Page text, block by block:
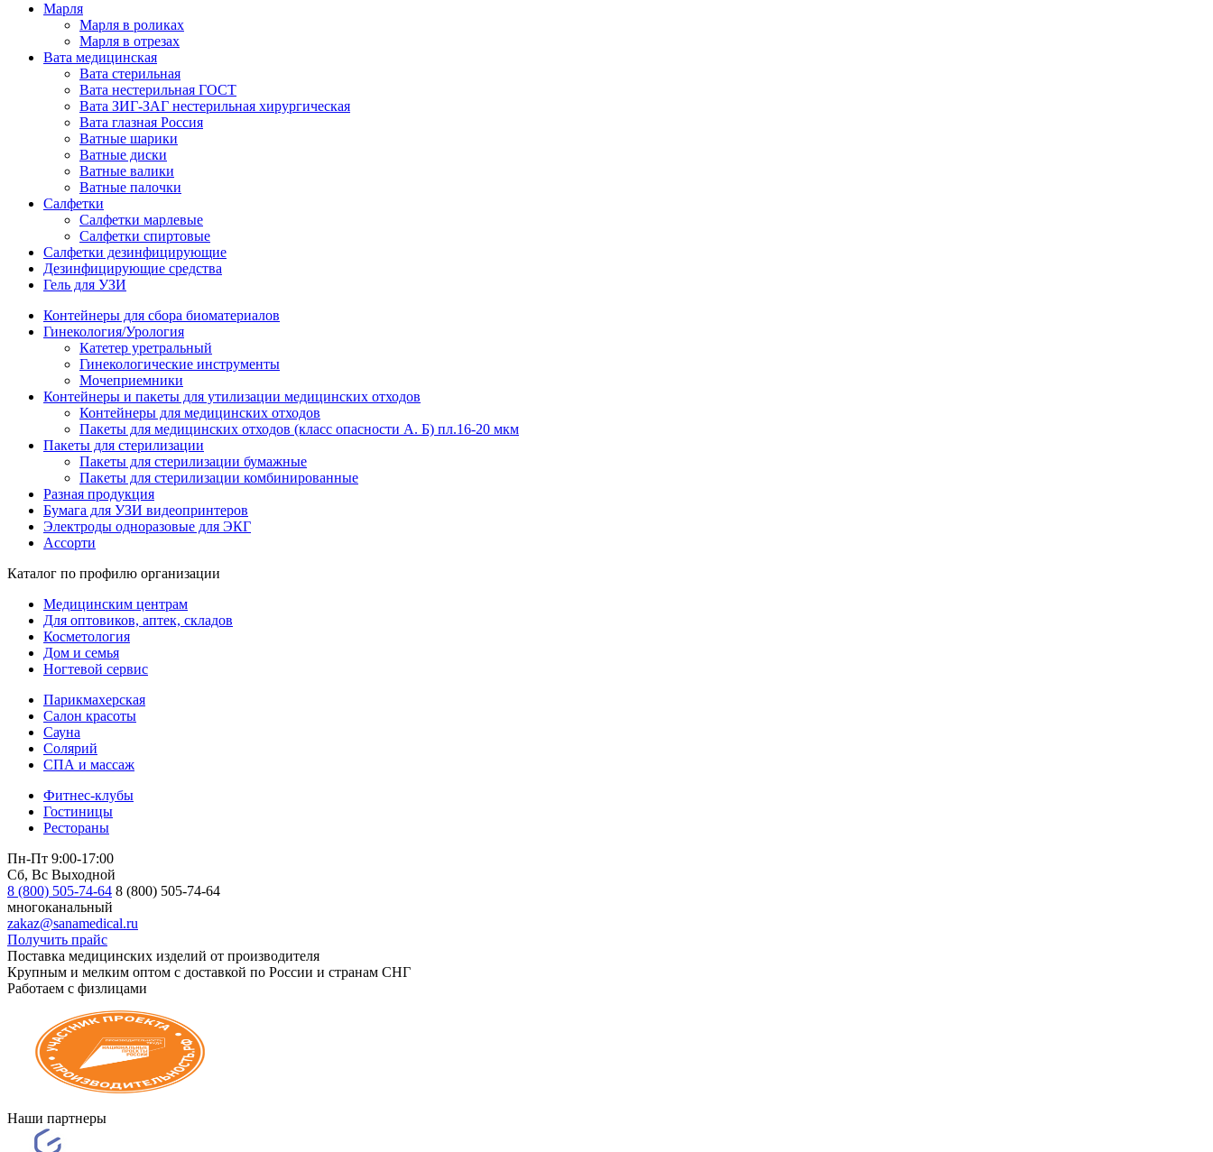
Марля
Марля в роликах
Марля в отрезах
Вата медицинская
Вата стерильная
Вата нестерильная ГОСТ
Вата ЗИГ-ЗАГ нестерильная хирургическая
Вата глазная Россия
Ватные шарики
Ватные диски
Ватные валики
Ватные палочки
Салфетки
Салфетки марлевые
Салфетки спиртовые
Салфетки дезинфицирующие
Дезинфицирующие средства
Гель для УЗИ
Контейнеры для сбора биоматериалов
Гинекология/Урология
Катетер уретральный
Гинекологические инструменты
Мочеприемники
Контейнеры и пакеты для утилизации медицинских отходов
Контейнеры для медицинских отходов
Пакеты для медицинских отходов (класс опасности А. Б) пл.16-20 мкм
Пакеты для стерилизации
Пакеты для стерилизации бумажные
Пакеты для стерилизации комбинированные
Разная продукция
Бумага для УЗИ видеопринтеров
Электроды одноразовые для ЭКГ
Ассорти
Каталог по профилю организации
Медицинским центрам
Для оптовиков, аптек, складов
Косметология
Дом и семья
Ногтевой сервис
Парикмахерская
Салон красоты
Сауна
Солярий
СПА и массаж
Фитнес-клубы
Гостиницы
Рестораны
Пн-Пт 9:00-17:00
Сб, Вс Выходной
8 (800) 505-74-64 8 (800) 505-74-64
многоканальный
zakaz@sanamedical.ru
Получить прайс
Поставка медицинских изделий от производителя
Крупным и мелким оптом с доставкой по России и странам СНГ
Работаем с физлицами
Наши партнеры